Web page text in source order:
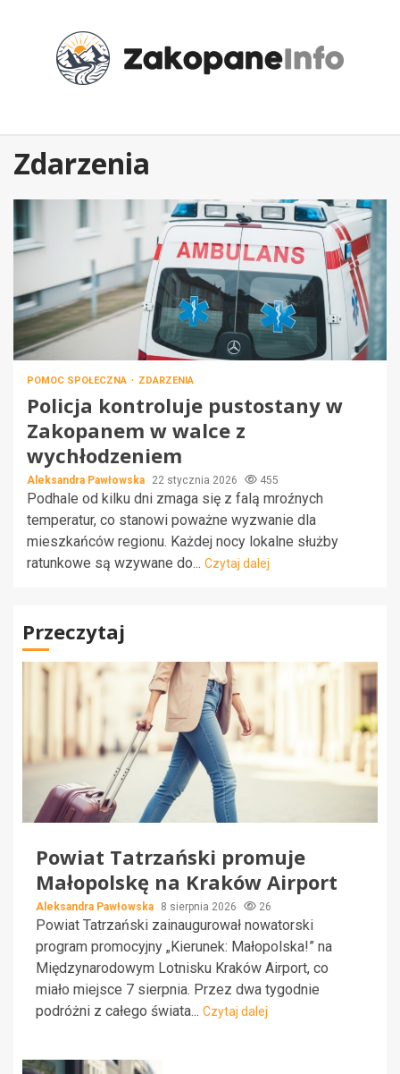
Zdarzenia
POMOC SPOŁECZNA ZDARZENIA
Policja kontroluje pustostany w
Zakopanem w walce z
wychłodzeniem
Aleksandra Pawłowska 22 stycznia 2026 455
Podhale od kilku dni zmaga się z falą mroźnych
temperatur, co stanowi poważne wyzwanie dla
mieszkańców regionu. Każdej nocy lokalne służby
ratunkowe są wzywane do... Czytaj dalej
Przeczytaj
Powiat Tatrzański promuje
Małopolskę na Kraków Airport
Aleksandra Pawłowska 8 sierpnia 2026 26
Powiat Tatrzański zainaugurował nowatorski
program promocyjny „Kierunek: Małopolska!” na
Międzynarodowym Lotnisku Kraków Airport, co
miało miejsce 7 sierpnia. Przez dwa tygodnie
podróżni z całego świata... Czytaj dalej